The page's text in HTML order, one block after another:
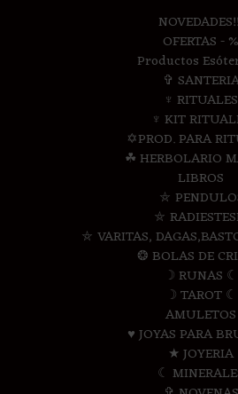
OFERTAS - %
Productos
✞
♆ RITUALES
♆ KIT
✡PROD. PARA
☘ HERBOLARIO
LIBROS
⛤
⛤
⛤ VARITAS,
❂ BOLAS DE
☽ RUNAS ☾
☽ TAROT ☾
AMULETOS
♥ JOYAS PARA
★ JOYERIA
☾